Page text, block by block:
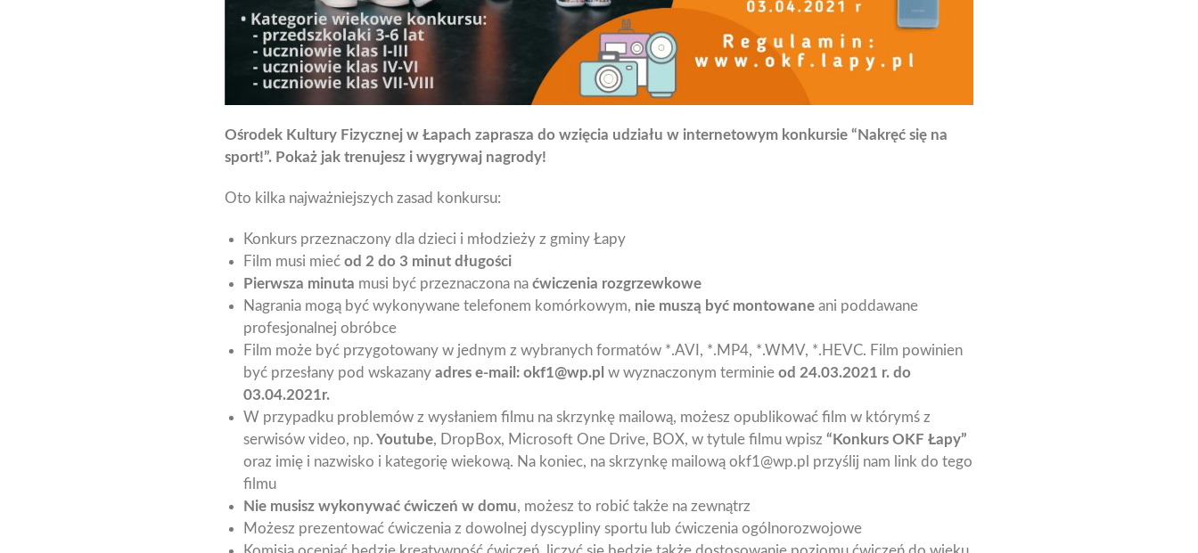
Ośrodek Kultury Fizycznej w Łapach zaprasza do wzięcia udziału w internetowym konkursie “Nakręć się na
sport!”. Pokaż jak trenujesz i wygrywaj nagrody!
Oto kilka najważniejszych zasad konkursu:
Konkurs przeznaczony dla dzieci i młodzieży z gminy Łapy
Film musi miećod 2 do 3 minut długości
Pierwsza minuta musi być przeznaczona naćwiczenia rozgrzewkowe
Nagrania mogą być wykonywane telefonem komórkowym, nie muszą być montowane ani poddawane
profesjonalnej obróbce
Film może być przygotowany w jednym z wybranych formatów *.AVI, *.MP4, *.WMV, *.HEVC. Film powinien
być przesłany pod wskazanyadres e-mail: okf1@wp.pl w wyznaczonym terminieod 24.03.2021 r. do
03.04.2021r.
W przypadku problemów z wysłaniem filmu na skrzynkę mailową, możesz opublikować film w którymś z
serwisów video, np. Youtube, DropBox, Microsoft One Drive, BOX, w tytule filmu wpisz“Konkurs OKF Łapy”
oraz imię i nazwisko i kategorię wiekową. Na koniec, na skrzynkę mailową okf1@wp.pl przyślij nam link do tego
filmu
Nie musisz wykonywać ćwiczeń w domu, możesz to robić także na zewnątrz
Możesz prezentować ćwiczenia z dowolnej dyscypliny sportu lub ćwiczenia ogólnorozwojowe